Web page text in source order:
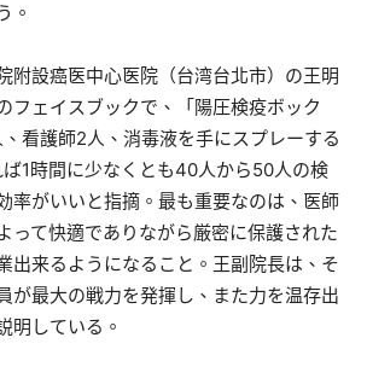
。
附設癌医中心医院（台湾台北市）の王明
フェイスブックで、「陽圧検疫ボック
看護師2人、消毒液を手にスプレーする
ば1時間に少なくとも40人から50人の検
率がいいと指摘。最も重要なのは、医師
って快適でありながら厳密に保護された
出来るようになること。王副院長は、そ
が最大の戦力を発揮し、また力を温存出
明している。